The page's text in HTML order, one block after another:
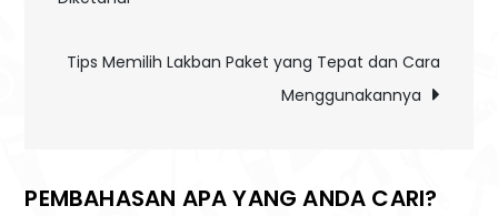
navigation
Tips Memilih Lakban Paket yang Tepat dan Cara
Menggunakannya
PEMBAHASAN APA YANG ANDA CARI?